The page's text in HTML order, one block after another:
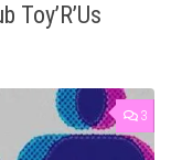
Toy’R’Us
3